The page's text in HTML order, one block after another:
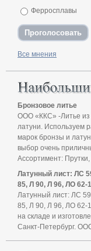
Ферросплавы
Все мнения
Бронзовое литье
ООО «ККС» -Литье из
латуни. Используем
марок бронзы и
выбор очень
Ассортимент: Прутки,
Латунный лист: ЛС
85, Л 90, Л 96, ЛО 62-
Латунный лист: ЛС
85, Л 90, Л 96, ЛО 62-
на складе и
Санкт-Петербург.